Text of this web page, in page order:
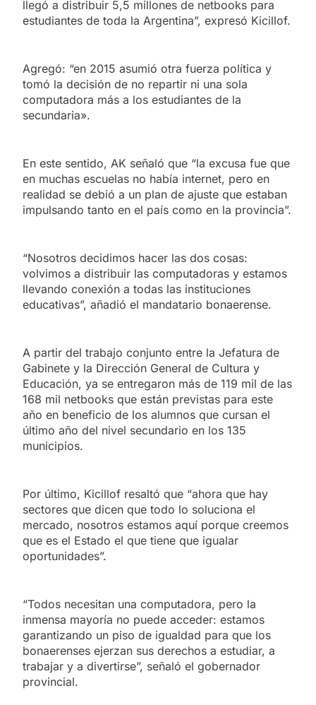
llegó a distribuir 5,5 millones de netbooks para
estudiantes de toda la Argentina”, expresó Kicillof.
Agregó: “en 2015 asumió otra fuerza política y
tomó la decisión de no repartir ni una sola
computadora más a los estudiantes de la
secundaria».
En este sentido, AK señaló que “la excusa fue que
en muchas escuelas no había internet, pero en
realidad se debió a un plan de ajuste que estaban
impulsando tanto en el país como en la provincia”.
“Nosotros decidimos hacer las dos cosas:
volvimos a distribuir las computadoras y estamos
llevando conexión a todas las instituciones
educativas”, añadió el mandatario bonaerense.
A partir del trabajo conjunto entre la Jefatura de
Gabinete y la Dirección General de Cultura y
Educación, ya se entregaron más de 119 mil de las
168 mil netbooks que están previstas para este
año en beneficio de los alumnos que cursan el
último año del nivel secundario en los 135
municipios.
Por último, Kicillof resaltó que “ahora que hay
sectores que dicen que todo lo soluciona el
mercado, nosotros estamos aquí porque creemos
que es el Estado el que tiene que igualar
oportunidades”.
“Todos necesitan una computadora, pero la
inmensa mayoría no puede acceder: estamos
garantizando un piso de igualdad para que los
bonaerenses ejerzan sus derechos a estudiar, a
trabajar y a divertirse”, señaló el gobernador
provincial.